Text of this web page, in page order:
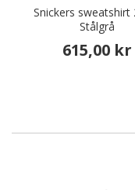
Snickers sweatshirt
Stålgrå
615,00 kr